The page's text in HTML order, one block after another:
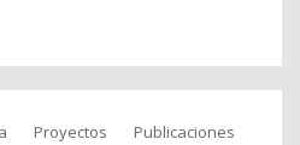
Proyectos Publicaciones